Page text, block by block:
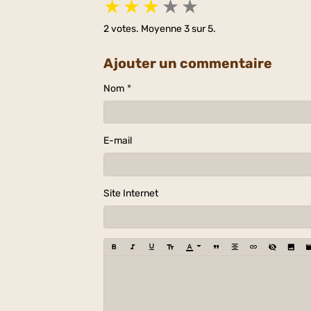
★ ★ ★ ★ ★
2votes. Moyenne3sur 5.
Ajouter un commentaire
Nom
E-mail
Site Internet